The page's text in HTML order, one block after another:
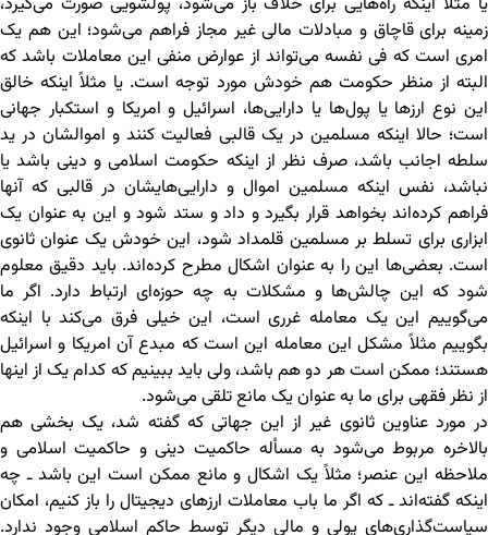
زمینه برای قاچاق و مبادلات مالی غیر مجاز فراهم می‌شود؛ این هم یک
امری است که فی نفسه می‌تواند از عوارض منفی این معاملات باشد که
البته از منظر حکومت هم خودش مورد توجه است. یا مثلاً اینکه خالق
این نوع ارزها یا پول‌ها یا دارایی‌ها، اسرائیل و امریکا و استکبار جهانی
است؛ حالا اینکه مسلمین در یک قالبی فعالیت کنند و اموالشان در ید
سلطه اجانب باشد، صرف نظر از اینکه حکومت اسلامی و دینی باشد یا
نباشد، نفس اینکه مسلمین اموال و دارایی‌هایشان در قالبی که آنها
فراهم کرده‌اند بخواهد قرار بگیرد و داد و ستد شود و این به عنوان یک
ابزاری برای تسلط بر مسلمین قلمداد شود، این خودش یک عنوان ثانوی
است. بعضی‌ها این را به عنوان اشکال مطرح کرده‌اند. باید دقیق معلوم
شود که این چالش‌ها و مشکلات به چه حوزه‌ای ارتباط دارد. اگر ما
می‌گوییم این یک معامله غرری است، این خیلی فرق می‌کند با اینکه
بگوییم مثلاً مشکل این معامله این است که مبدع آن امریکا و اسرائیل
هستند؛ ممکن است هر دو هم باشد، ولی باید ببینیم که کدام یک از اینها
از نظر فقهی برای ما به عنوان یک مانع تلقی می‌شود.
در مورد عناوین ثانوی غیر از این جهاتی که گفته شد، یک بخشی هم
بالاخره مربوط می‌شود به مسأله حاکمیت دینی و حاکمیت اسلامی و
ملاحظه این عنصر؛ مثلاً یک اشکال و مانع ممکن است این باشد ـ چه
اینکه گفته‌اند ـ که اگر ما باب معاملات ارزهای دیجیتال را باز کنیم، امکان
سیاست‌‌گذاری‌های پولی و مالی دیگر توسط حاکم اسلامی وجود ندارد.